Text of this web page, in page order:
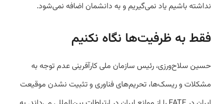
نداشته باشیم یاد نمی‌گیریم و به دانشمان اضافه نمی‌شود.
فقط به ظرفیت‌ها نگاه نکنیم
حسین سلاح‌ورزی، رئیس سازمان ملی کارآفرینی عدم توجه به
مشکلات و ریسک‌ها، تحریم‌های فناوری و تثبیت نشدن موقیعت